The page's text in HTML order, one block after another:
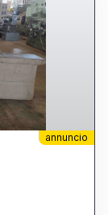
annuncio